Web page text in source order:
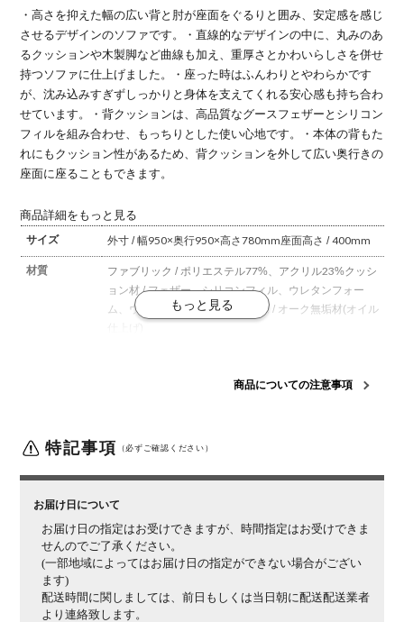
カバーリン
グ
ク 洗える
カバーリン
グ
ク 洗える
カバーリン
・高さを抑えた幅の広い背と肘が座面をぐるりと囲み、安定感を感じ
させるデザインのソファです。
・直線的なデザインの中に、丸みのあ
るクッションや木製脚など曲線も加え、重厚さとかわいらしさを併せ
持つソファに仕上げました。
・座った時はふんわりとやわらかです
が、沈み込みすぎずしっかりと身体を支えてくれる安心感も持ち合わ
せています。
・背クッションは、高品質なグースフェザーとシリコン
フィルを組み合わせ、もっちりとした使い心地です。
・本体の背もた
れにもクッション性があるため、背クッションを外して広い奥行きの
座面に座ることもできます。
商品詳細をもっと見る
サイズ
外寸 / 幅950×奥行950×高さ780mm座面高さ / 400mm
材質 ファブリック / ポリエステル77%、アクリル23%クッシ
ョン材 / フェザー、シリコンフィル、ウレタンフォー
ム、ウェービングテープフレーム / オーク無垢材(オイル
幅970×奥行970×高さ630mm
組み立て 現地組立品※お客様組み立て不要(現地にて業者が組み
備考 1人掛け
ご注意
天然木を使用しているため小さな傷や、1点ごとに木
目・節、色調など個体差があります。予めご了承くださ
い。
商品についての注意事項
特記事項 （必ずご確認ください）
お届け日について
お届け日の指定はお受けできますが、時間指定はお受けできま
せんのでご了承ください。
(一部地域によってはお届け日の指定ができない場合がござい
ます)
配送時間に関しましては、前日もしくは当日朝に配送配送業者
より連絡致します。